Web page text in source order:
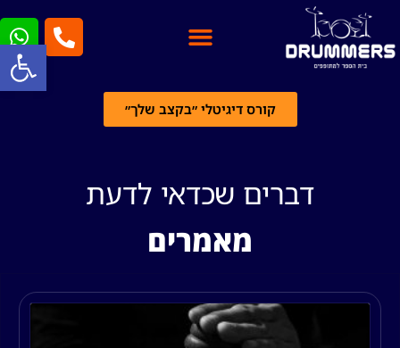
פתח
קורס דיגיטלי ״בקצב שלך״
דברים שכדאי לדעת
מאמרים